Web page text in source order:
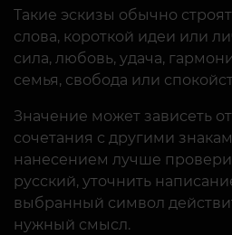
Такие эскизы обычно
слова, короткой идеи или
сила, любовь, удача,
семья, свобода или
Значение может зависеть
сочетания с другими
нанесением лучше
русский, уточнить
выбранный символ
нужный смысл.